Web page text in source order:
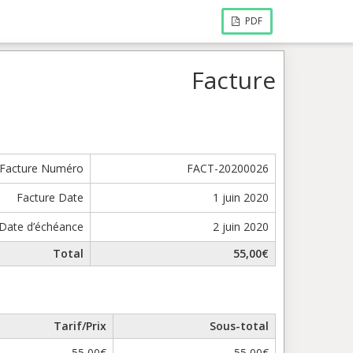
PDF
Facture
Facture Numéro
FACT-20200026
Facture Date
1 juin 2020
Date d’échéance
2 juin 2020
Total
55,00€
Tarif/Prix
Sous-total